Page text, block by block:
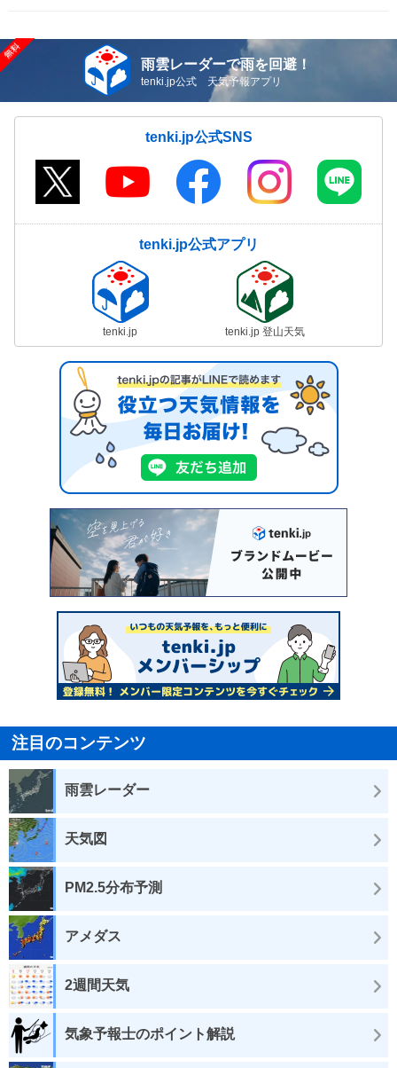
雨雲レーダーで雨を回避！
tenki.jp公式 天気予報アプリ
tenki.jp公式SNS
tenki.jp公式アプリ
tenki.jp tenki.jp 登山天気
注目のコンテンツ
雨雲レーダー
天気図
PM2.5分布予測
アメダス
2週間天気
気象予報士のポイント解説